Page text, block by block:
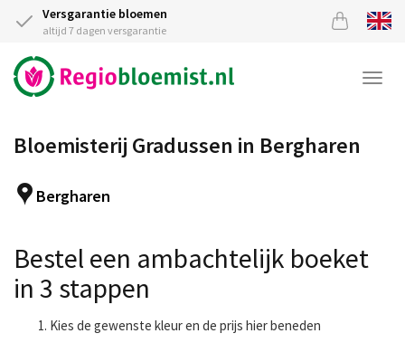
Versgarantie bloemen
altijd 7 dagen versgarantie
Bloemisterij Gradussen in Bergharen
Bergharen
Bestel een ambachtelijk boeket
in 3 stappen
Kies de gewenste kleur en de prijs hier beneden